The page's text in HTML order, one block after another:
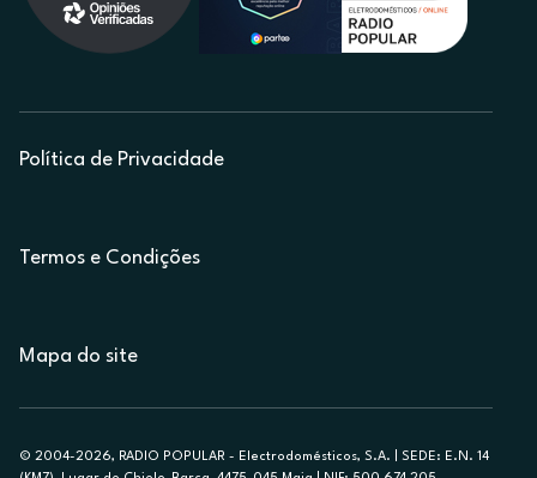
Política de Privacidade
Termos e Condições
Mapa do site
© 2004-2026, RADIO POPULAR - Electrodomésticos, S.A. | SEDE: E.N. 14